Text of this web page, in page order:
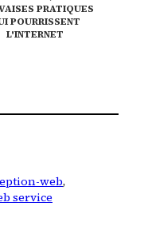
PRATIQUES
POURRISSENT
L'INTERNET
web
service